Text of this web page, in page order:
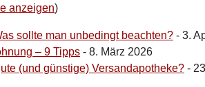
anzeigen)
sollte man unbedingt beachten? - 3.
– 9 Tipps - 8. März 2026
(und günstige) Versandapotheke? -